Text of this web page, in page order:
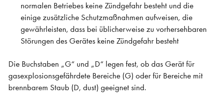
normalen Betriebes keine Zündgefahr besteht und die
einige zusätzliche Schutzmaßnahmen aufweisen, die
gewährleisten, dass bei üblicherweise zu vorhersehbaren
Störungen des Gerätes keine Zündgefahr besteht
Die Buchstaben „G“ und „D“ legen fest, ob das Gerät für
gasexplosionsgefährdete Bereiche (G) oder für Bereiche mit
brennbarem Staub (D, dust) geeignet sind.